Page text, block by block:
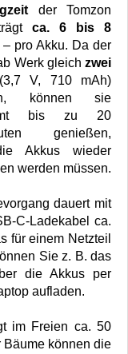
der Tomzon
ca. 6 bis 8
– pro Akku. Da der
Werk gleich zwei
V, 710 mAh)
können sie
bis zu 20
genießen,
Akkus wieder
werden müssen.
dauert mit
C-Ladekabel ca.
für einem Netzteil
Sie z. B. das
die Akkus per
aufladen.
im Freien ca. 50
Bäume können die